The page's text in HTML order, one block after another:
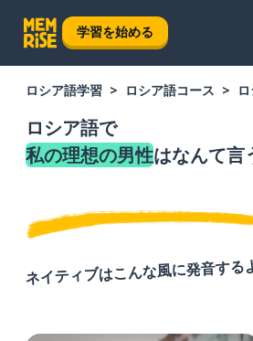
学習を始める
ロシア語学習 ロシア語コース
ロシア語で
私の理想の男性はなんて言
ネイティブはこんな風に発音する